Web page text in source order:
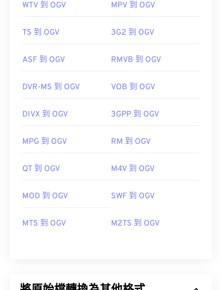
WTV 到 OGV MPV 到 OGV
TS 到 OGV 3G2 到 OGV
ASF 到 OGV RMVB 到 OGV
DVR-MS 到 OGV VOB 到 OGV
DIVX 到 OGV 3GPP 到 OGV
MPG 到 OGV RM 到 OGV
QT 到 OGV M4V 到 OGV
MOD 到 OGV SWF 到 OGV
MTS 到 OGV M2TS 到 OGV